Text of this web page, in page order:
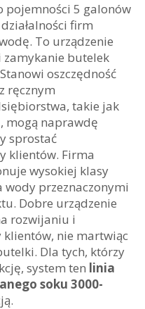
pojemności 5 galonów
firm
To urządzenie
zamykanie butelek
oszczędność
ręcznym
takie jak
mogą naprawdę
sprostać
klientów. Firma
wysokiej klasy
przeznaczonymi
Dobre urządzenie
rozwijaniu i
klientów, nie martwiąc
Dla tych, którzy
system ten linia
soku 3000-